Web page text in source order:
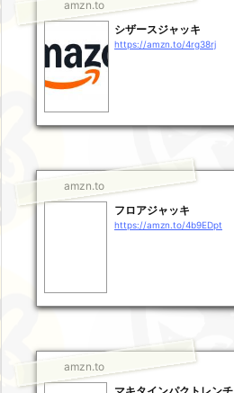
amzn.to
シザースジャッキ
https://amzn.to/4rg38rj
amzn.to
フロアジャッキ
https://amzn.to/4b9EDpt
amzn.to